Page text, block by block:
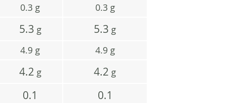
0.3 g 0.3 g
5.3 g 5.3 g
4.9 g 4.9 g
4.2 g 4.2 g
0.1 0.1